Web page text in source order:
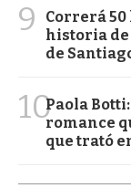
9
Correrá 50
historia de
de
10Paola
romance
que trató